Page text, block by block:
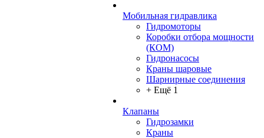
Мобильная гидравлика
Гидромоторы
Коробки отбора мощности
(КОМ)
Гидронасосы
Краны шаровые
Шарнирные соединения
+ Ещё 1
Клапаны
Гидрозамки
Краны